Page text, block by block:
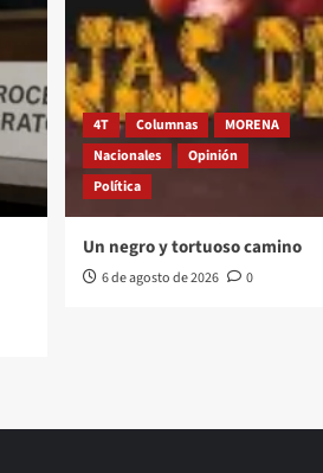
4T Columnas
MORENA
Nacionales
Opinión
Política
Un negro y tortuoso camino
6 de agosto de 2026 0